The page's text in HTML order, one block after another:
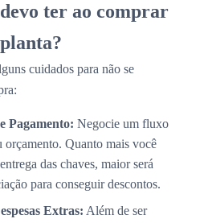
ter ao comprar
cuidados para não se
Pagamento: Negocie um fluxo
orçamento. Quanto mais você
das chaves, maior será
para conseguir descontos.
Extras: Além de ser